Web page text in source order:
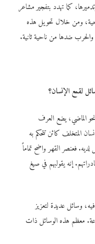
كما تهدد بتفجير مشاعر
ومن خلال تحويل هذه
والحرب ضدها من ناحية ثانية.
الماضي، يضع العرف
المتخلف كائن تتحكم به
لديه. فعنصر القهر واضح تماماً
إنه يقولبهم في صيغ
وسائل عديدة لتعزيز
معظم هذه الوسائل ذات